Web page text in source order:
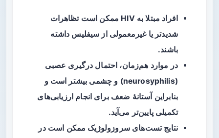
افراد مبتلا به HIV ممکن است تظاهرات
شدیدتر یا غیرمعمولی از سیفلیس داشته
باشند.
در موارد هم‌زمان، احتمال درگیری عصبی
(neurosyphilis) و چشمی بیشتر است و
بنابراین آستانهٔ ضعف برای انجام ارزیابی‌های
تکمیلی پایین‌تر می‌آید.
نتایج تست‌های سروزولوژیک ممکن است در